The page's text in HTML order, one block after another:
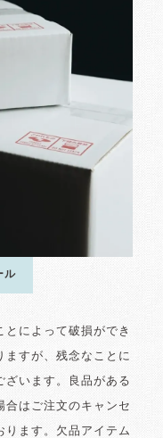
ル
とによって破損ができ
ますが、残念なことに
ざいます。良品がある
合はご注文のキャンセ
ります。欠品アイテム